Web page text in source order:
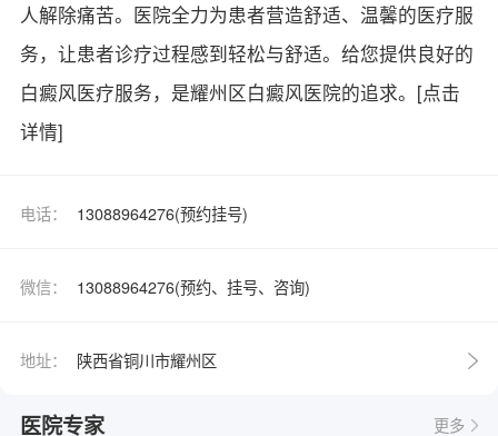
人解除痛苦。医院全力为患者营造舒适、温馨的医疗服
务，让患者诊疗过程感到轻松与舒适。给您提供良好的
白癜风医疗服务，是耀州区白癜风医院的追求。 [点击
详情]
电话： 13088964276(预约挂号)
微信： 13088964276(预约、挂号、咨询)
地址： 陕西省铜川市耀州区
医院专家 更多